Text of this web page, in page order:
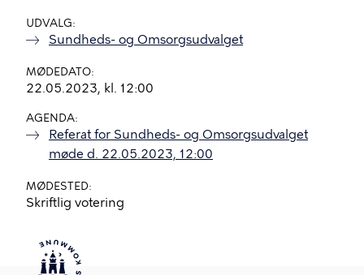
UDVALG
Sundheds- og Omsorgsudvalget
MØDEDATO
22.05.2023, kl. 12:00
AGENDA
Referat for Sundheds- og Omsorgsudvalget
møde d. 22.05.2023, 12:00
MØDESTED
Skriftlig votering